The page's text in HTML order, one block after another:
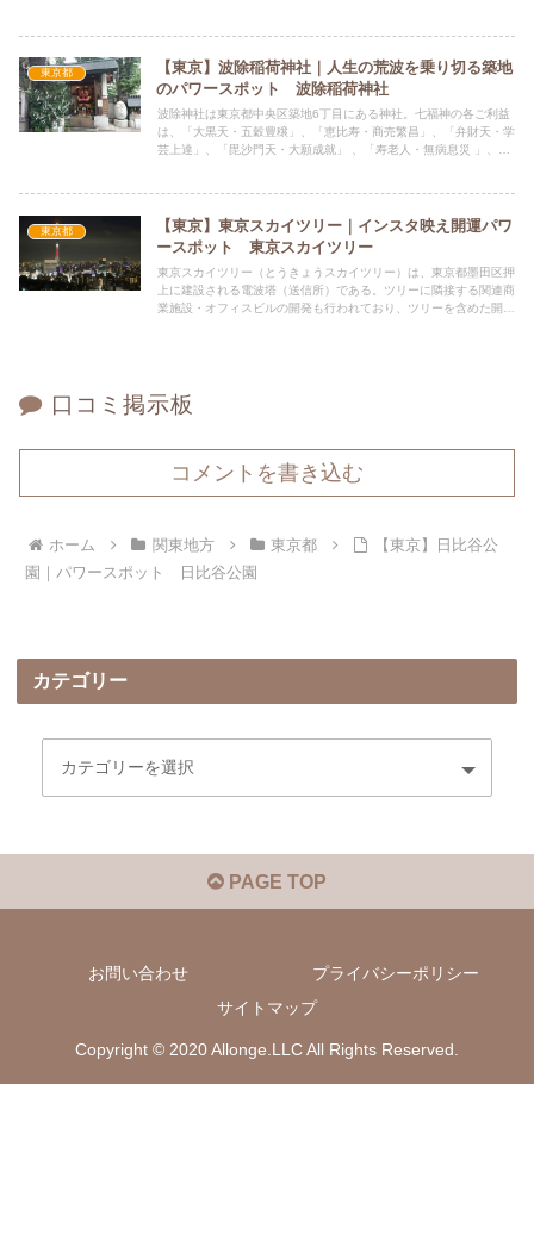
東京都
【東京】波除稲荷神社｜人生の荒波を乗り切る築地
のパワースポット 波除稲荷神社
波除神社は東京都中央区築地6丁目にある神社。七福神の各ご利益
は、「大黒天・五穀豊穣」、「恵比寿・商売繁昌」、「弁財天・学
芸上達」、「毘沙門天・大願成就」 、「寿老人・無病息災 」、
東京都
【東京】東京スカイツリー｜インスタ映え開運パワ
ースポット 東京スカイツリー
東京スカイツリー（とうきょうスカイツリー）は、東京都墨田区押
上に建設される電波塔（送信所）である。ツリーに隣接する関連商
業施設・オフィスビルの開発も行われており、ツリーを含めた開発
口コミ掲示板
コメントを書き込む
ホーム 関東地方 東京都
【東京】日比谷公
園｜パワースポット 日比谷公園
カテゴリー
PAGE TOP
お問い合わせ
プライバシーポリシー
サイトマップ
Copyright © 2020 Allonge.LLC All Rights Reserved.